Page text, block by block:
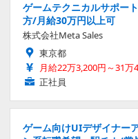
ゲームテクニカルサポー
方/月給30万円以上可
株式会社Meta Sales
東京都
月給22万3,200円～31万
正社員
ゲーム向けUIデザイナー